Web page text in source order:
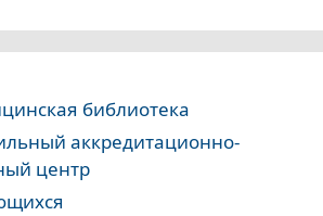
библиотека
аккредитационно-
центр